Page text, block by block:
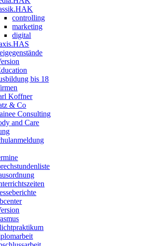
controlling
marketing
digital
bis 18
Koffner
& Co
Consulting
and Care